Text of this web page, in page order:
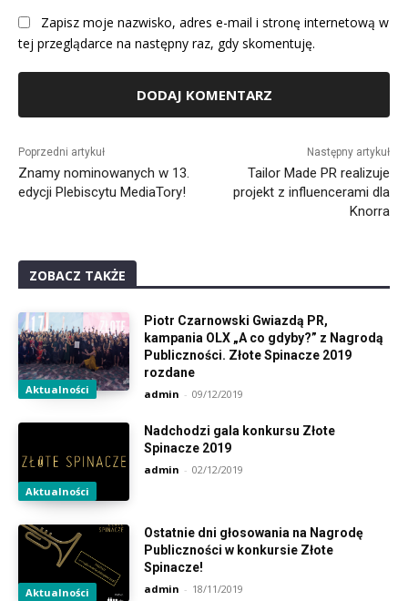
Zapisz moje nazwisko, adres e-mail i stronę internetową w
tej przeglądarce na następny raz, gdy skomentuję.
Poprzedni artykuł
Znamy nominowanych w 13.
edycji Plebiscytu MediaTory!
Następny artykuł
Tailor Made PR realizuje
projekt z influencerami dla
Knorra
ZOBACZ TAKŻE
Aktualności
Piotr Czarnowski Gwiazdą PR,
kampania OLX „A co gdyby?” z Nagrodą
Publiczności. Złote Spinacze 2019
rozdane
admin - 09/12/2019
Aktualności
Nadchodzi gala konkursu Złote
Spinacze 2019
admin - 02/12/2019
Aktualności
Ostatnie dni głosowania na Nagrodę
Publiczności w konkursie Złote
Spinacze!
admin - 18/11/2019